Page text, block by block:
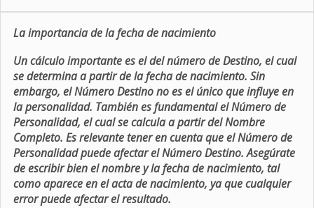
La importancia de la fecha de nacimiento
Un cálculo importante es el del número de Destino, el cual
se determina a partir de la fecha de nacimiento. Sin
embargo, el Número Destino no es el único que influye en
la personalidad. También es fundamental el Número de
Personalidad, el cual se calcula a partir del Nombre
Completo. Es relevante tener en cuenta que el Número de
Personalidad puede afectar el Número Destino. Asegúrate
de escribir bien el nombre y la fecha de nacimiento, tal
como aparece en el acta de nacimiento, ya que cualquier
error puede afectar el resultado.